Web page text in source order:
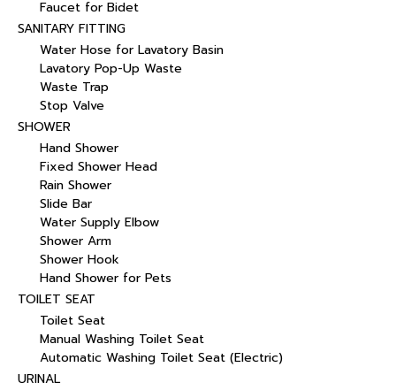
Faucet for Bidet
SANITARY FITTING
Water Hose for Lavatory Basin
Lavatory Pop-Up Waste
Waste Trap
Stop Valve
SHOWER
Hand Shower
Fixed Shower Head
Rain Shower
Slide Bar
Water Supply Elbow
Shower Arm
Shower Hook
Hand Shower for Pets
TOILET SEAT
Toilet Seat
Manual Washing Toilet Seat
Automatic Washing Toilet Seat (Electric)
URINAL